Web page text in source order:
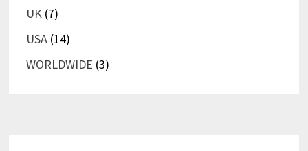
UK(7)
USA(14)
WORLDWIDE (3)